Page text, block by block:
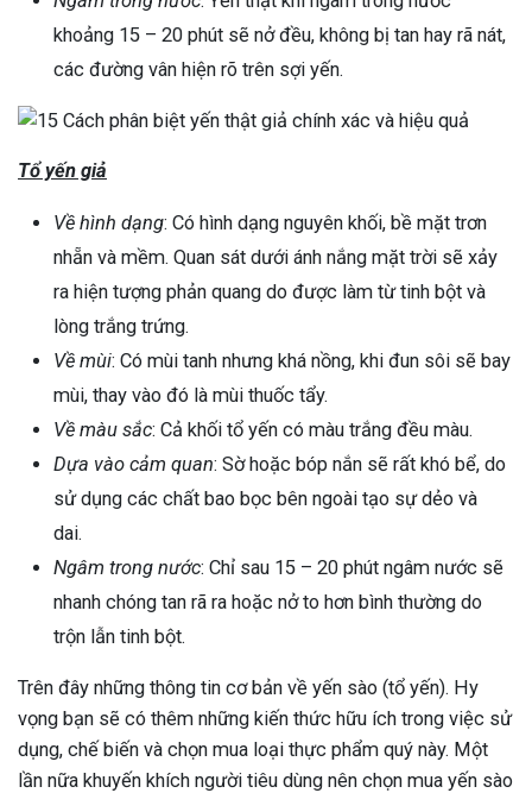
khoảng 15 – 20 phút sẽ nở đều, không bị tan hay rã nát,
các đường vân hiện rõ trên sợi yến.
Tổ yến giả
Về hình dạng: Có hình dạng nguyên khối, bề mặt trơn
nhẵn và mềm. Quan sát dưới ánh nắng mặt trời sẽ xảy
ra hiện tượng phản quang do được làm từ tinh bột và
lòng trắng trứng.
Về mùi: Có mùi tanh nhưng khá nồng, khi đun sôi sẽ bay
mùi, thay vào đó là mùi thuốc tẩy.
Về màu sắc: Cả khối tổ yến có màu trắng đều màu.
Dựa vào cảm quan: Sờ hoặc bóp nắn sẽ rất khó bể, do
sử dụng các chất bao bọc bên ngoài tạo sự dẻo và
dai.
Ngâm trong nước: Chỉ sau 15 – 20 phút ngâm nước sẽ
nhanh chóng tan rã ra hoặc nở to hơn bình thường do
trộn lẫn tinh bột.
Trên đây những thông tin cơ bản về yến sào (tổ yến). Hy
vọng bạn sẽ có thêm những kiến thức hữu ích trong việc sử
dụng, chế biến và chọn mua loại thực phẩm quý này. Một
lần nữa khuyến khích người tiêu dùng nên chọn mua yến sào